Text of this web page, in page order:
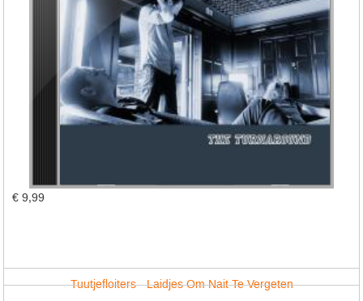
€ 9,99
Tuutjefloiters - Laidjes Om Nait Te Vergeten